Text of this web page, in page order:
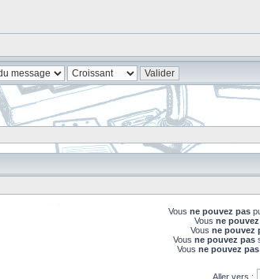
Vous ne pouvez pas
Vous ne
Vous ne pouvez
Vous ne pouvez pas
Vous ne pouvez pas
Aller vers :